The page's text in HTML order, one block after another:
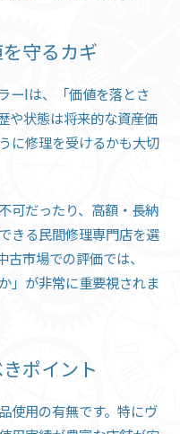
守るカギ
ーIは、「価値を落とさ
や状態は将来的な資産価
に修理を受けるかも大切
可だったり、高額・長納
きる民間修理専門店を選
市場での評価では、
」が非常に重要視されま
ポイント
使用の有無です。特にヴ